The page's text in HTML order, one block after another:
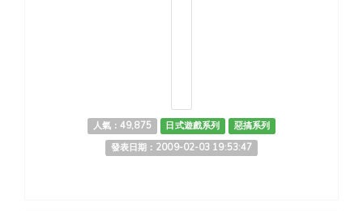
人氣：49,875 日式遊戲系列
惡搞系列
發表日期：2009-02-03 19:53:47